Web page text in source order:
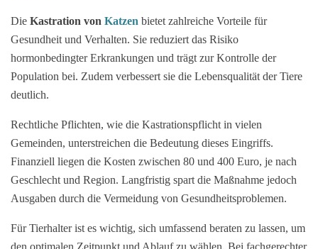
Die Kastration von Katzen bietet zahlreiche Vorteile für
Gesundheit und Verhalten. Sie reduziert das Risiko
hormonbedingter Erkrankungen und trägt zur Kontrolle der
Population bei. Zudem verbessert sie die Lebensqualität der Tiere
deutlich.
Rechtliche Pflichten, wie die Kastrationspflicht in vielen
Gemeinden, unterstreichen die Bedeutung dieses Eingriffs.
Finanziell liegen die Kosten zwischen 80 und 400 Euro, je nach
Geschlecht und Region. Langfristig spart die Maßnahme jedoch
Ausgaben durch die Vermeidung von Gesundheitsproblemen.
Für Tierhalter ist es wichtig, sich umfassend beraten zu lassen, um
den optimalen Zeitpunkt und Ablauf zu wählen. Bei fachgerechter